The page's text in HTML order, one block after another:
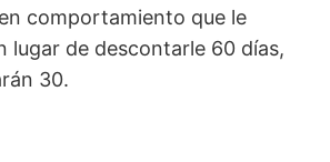
comportamiento que le
lugar de descontarle 60 días,
30.